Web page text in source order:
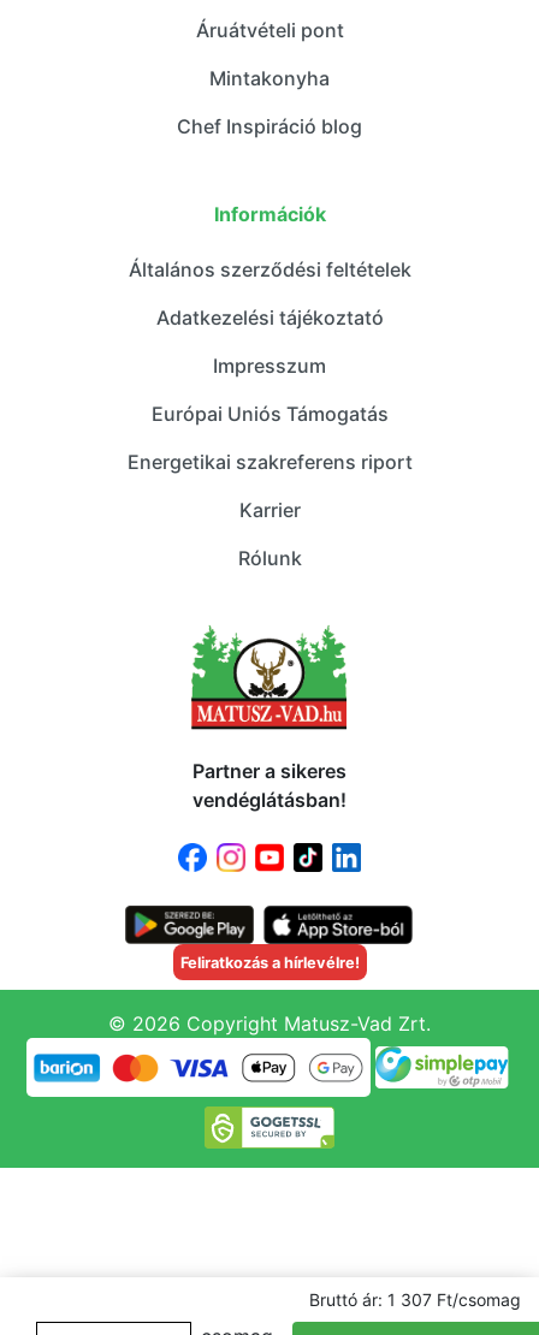
Bruttó ár: 1 307 Ft/csomag
Áruátvételi pont
Mintakonyha
Chef Inspiráció blog
Információk
Általános szerződési feltételek
Adatkezelési tájékoztató
Impresszum
Európai Uniós Támogatás
Energetikai szakreferens riport
Karrier
Rólunk
Partner a sikeres
vendéglátásban!
Feliratkozás a hírlevélre!
© 2026 Copyright Matusz-Vad Zrt.